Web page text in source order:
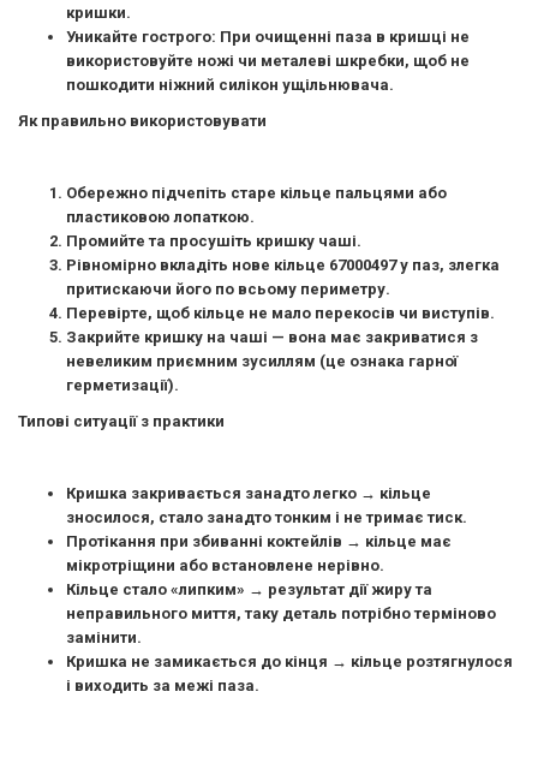
кришки.
Уникайте гострого: При очищенні паза в кришці не
використовуйте ножі чи металеві шкребки, щоб не
пошкодити ніжний силікон ущільнювача.
Як правильно використовувати
Обережно підчепіть старе кільце пальцями або
пластиковою лопаткою.
Промийте та просушіть кришку чаші.
Рівномірно вкладіть нове кільце 67000497 у паз, злегка
притискаючи його по всьому периметру.
Перевірте, щоб кільце не мало перекосів чи виступів.
Закрийте кришку на чаші — вона має закриватися з
невеликим приємним зусиллям (це ознака гарної
герметизації).
Типові ситуації з практики
Кришка закривається занадто легко → кільце
зносилося, стало занадто тонким і не тримає тиск.
Протікання при збиванні коктейлів → кільце має
мікротріщини або встановлене нерівно.
Кільце стало «липким» → результат дії жиру та
неправильного миття, таку деталь потрібно терміново
замінити.
Кришка не замикається до кінця → кільце розтягнулося
і виходить за межі паза.